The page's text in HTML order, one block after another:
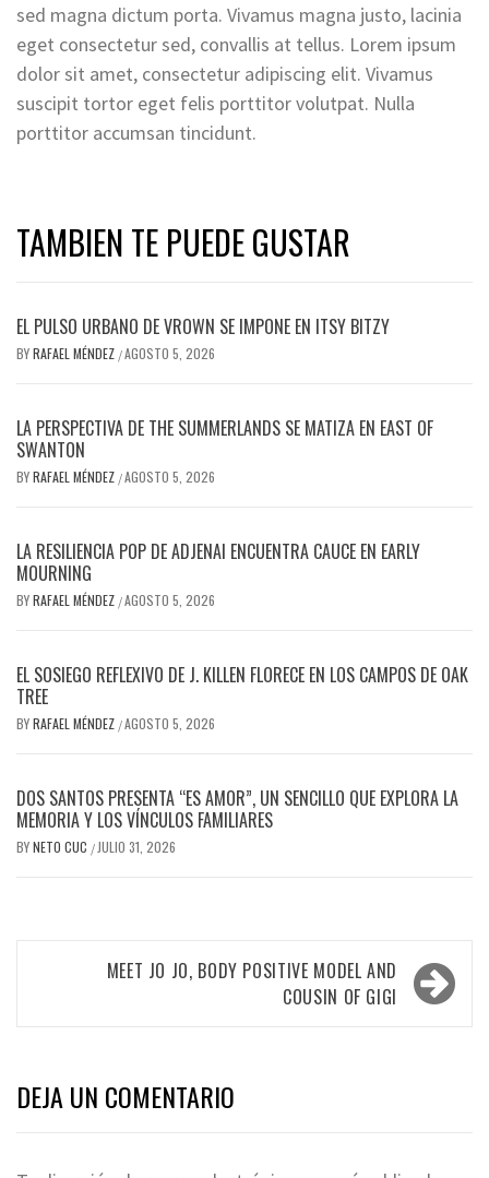
sed magna dictum porta. Vivamus magna justo, lacinia
eget consectetur sed, convallis at tellus. Lorem ipsum
dolor sit amet, consectetur adipiscing elit. Vivamus
suscipit tortor eget felis porttitor volutpat. Nulla
porttitor accumsan tincidunt.
TAMBIEN TE PUEDE GUSTAR
EL PULSO URBANO DE VROWN SE IMPONE EN ITSY BITZY
BYRAFAEL MÉNDEZ /AGOSTO 5, 2026
LA PERSPECTIVA DE THE SUMMERLANDS SE MATIZA EN EAST OF
SWANTON
BYRAFAEL MÉNDEZ /AGOSTO 5, 2026
LA RESILIENCIA POP DE ADJENAI ENCUENTRA CAUCE EN EARLY
MOURNING
BYRAFAEL MÉNDEZ /AGOSTO 5, 2026
EL SOSIEGO REFLEXIVO DE J. KILLEN FLORECE EN LOS CAMPOS DE OAK
TREE
BYRAFAEL MÉNDEZ /AGOSTO 5, 2026
DOS SANTOS PRESENTA “ES AMOR”, UN SENCILLO QUE EXPLORA LA
MEMORIA Y LOS VÍNCULOS FAMILIARES
BYNETO CUC / JULIO 31, 2026
NavegaciónMEET JO JO, BODY POSITIVE MODEL AND
COUSIN OF GIGI
DEJA UN COMENTARIO